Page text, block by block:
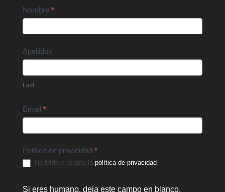
Contact
Nombre *
Apellidos
Last
Email *
Política de privacidad *
He leído y acepto la política de privacidad.
Si eres humano, deja este campo en blanco.